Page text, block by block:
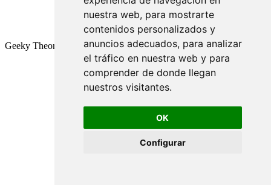
nuestra web, para mostrarte
contenidos personalizados y
anuncios adecuados, para analizar
el tráfico en nuestra web y para
comprender de donde llegan
nuestros visitantes.
OK
Configurar
Geeky Theory © 2026